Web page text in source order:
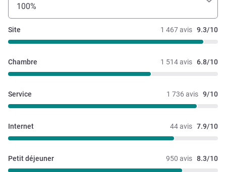
100%
1 467 avis 9.3/10
Site
1 514 avis 6.8/10
Chambre
1 736 avis 9/10
Service
44 avis 7.9/10
Internet
950 avis 8.3/10
Petit déjeuner